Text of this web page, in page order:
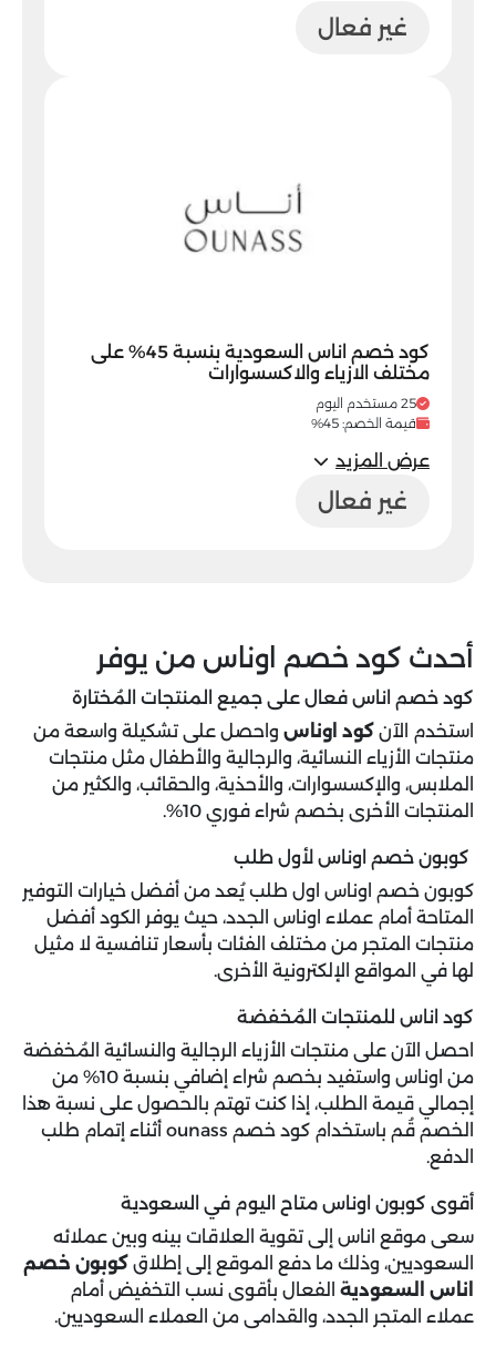
غير فعال
كود خصم اناس السعودية بنسبة 45% على
مختلف الازياء والاكسسوارات
25 مستخدم اليوم
قيمة الخصم: 45%
عرض المزيد
غير فعال
أحدث كود خصم اوناس من يوفر
كود خصم اناس فعال على جميع المنتجات المُختارة
استخدم الآن كود اوناس واحصل على تشكيلة واسعة من
منتجات الأزياء النسائية، والرجالية والأطفال مثل منتجات
الملابس، والإكسسوارات، والأحذية، والحقائب، والكثير من
المنتجات الأخرى بخصم شراء فوري 10%.
كوبون خصم اوناس لأول طلب
كوبون خصم اوناس اول طلب يُعد من أفضل خيارات التوفير
المتاحة أمام عملاء اوناس الجدد، حيث يوفر الكود أفضل
منتجات المتجر من مختلف الفئات بأسعار تنافسية لا مثيل
لها في المواقع الإلكترونية الأخرى.
كود اناس للمنتجات المُخفضة
احصل الآن على منتجات الأزياء الرجالية والنسائية المُخفضة
من اوناس واستفيد بخصم شراء إضافي بنسبة 10% من
إجمالي قيمة الطلب، إذا كنت تهتم بالحصول على نسبة هذا
الخصم قُم باستخدام كود خصم ounass أثناء إتمام طلب
الدفع.
أقوى كوبون اوناس متاح اليوم في السعودية
سعى موقع اناس إلى تقوية العلاقات بينه وبين عملائه
السعوديين، وذلك ما دفع الموقع إلى إطلاق كوبون خصم
اناس السعودية الفعال بأقوى نسب التخفيض أمام
عملاء المتجر الجدد، والقدامى من العملاء السعوديين.